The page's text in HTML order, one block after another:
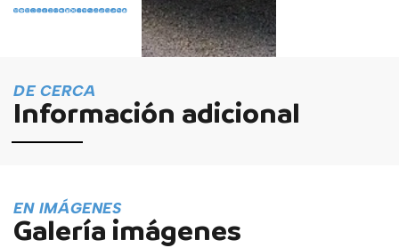
DE CERCA
Información adicional
EN IMÁGENES
Galería imágenes